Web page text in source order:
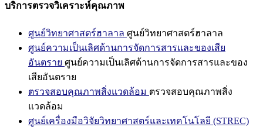
บริการตรวจวิเคราะห์คุณภาพ
ศูนย์วิทยาศาสตร์ฮาลาล ศูนย์วิทยาศาสตร์ฮาลาล
ศูนย์ความเป็นเลิศด้านการจัดการสารและของเสีย
อันตราย ศูนย์ความเป็นเลิศด้านการจัดการสารและของ
เสียอันตราย
ตรวจสอบคุณภาพสิ่งแวดล้อม ตรวจสอบคุณภาพสิ่ง
แวดล้อม
ศูนย์เครื่องมือวิจัยวิทยาศาสตร์และเทคโนโลยี (STREC)